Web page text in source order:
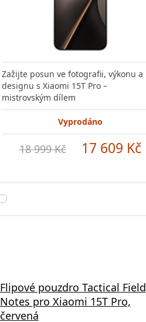
Zažijte posun ve fotografii, výkonu a
designu s Xiaomi 15T Pro –
mistrovským dílem
Vyprodáno
18 999 Kč 17 609 Kč
Flipové pouzdro Tactical Field
Notes pro Xiaomi 15T Pro,
červená